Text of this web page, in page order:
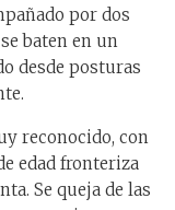
por dos
baten en un
desde posturas
reconocido, con
edad fronteriza
Se queja de las